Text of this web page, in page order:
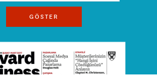
GÖSTER